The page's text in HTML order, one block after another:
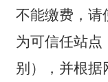
不能缴费，请
为可信任站点
别），并根据